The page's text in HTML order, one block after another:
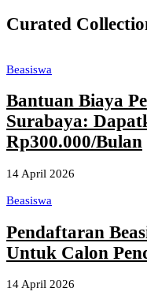
Curated
Beasiswa
Bantuan Biaya
Surabaya:
Rp300.000/Bulan
14 April 2026
Beasiswa
Pendaftaran
Untuk Calon
14 April 2026